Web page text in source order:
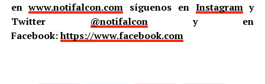
enwww.notifalcon.com síguenos en Instagramy
Twitter @notifalcony en
Facebook:https://www.facebook.com